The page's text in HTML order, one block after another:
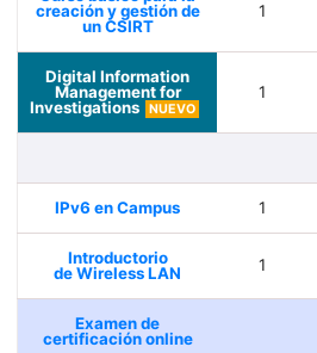
creación y gestión de
un CSIRT
1
Digital Information
Management for
Investigations
NUEVO
1
IPv6 en Campus 1
Introductorio
de Wireless LAN
1
Examen de
certificación online